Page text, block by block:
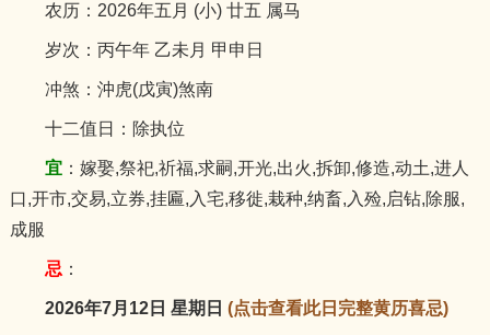
农历：2026年五月 (小) 廿五 属马
岁次：丙午年 乙未月 甲申日
冲煞：沖虎(戊寅)煞南
十二值日：除执位
宜：嫁娶,祭祀,祈福,求嗣,开光,出火,拆卸,修造,动土,进人
口,开市,交易,立券,挂匾,入宅,移徙,栽种,纳畜,入殓,启钻,除服,
成服
忌 ：
2026年7月12日 星期日 (点击查看此日完整黄历喜忌)